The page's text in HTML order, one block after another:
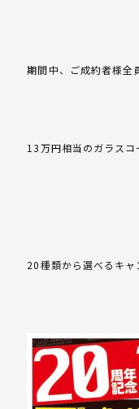
期間中、ご成約者様全
13万円相当のガラスコ
20種類から選べるキ